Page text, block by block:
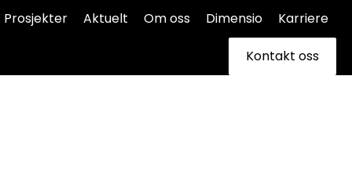
Prosjekter Aktuelt Om oss Dimensio Karriere
Kontakt oss